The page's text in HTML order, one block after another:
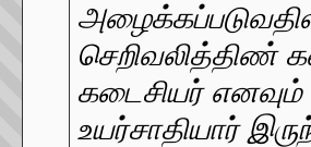
செறிவலித்திண்
கடைசியர் எனவும்
உயர்சாதியார்